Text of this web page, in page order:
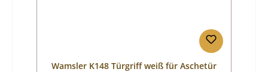
Wamsler K148 Türgriff weiß für Aschetür